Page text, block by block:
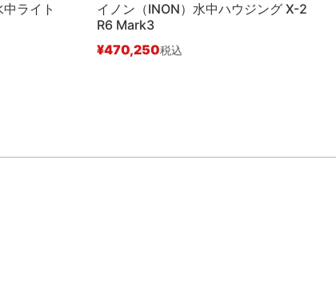
ライト
イノン（INON）水中ハウジング X-2
R6 Mark3
¥470,250税込